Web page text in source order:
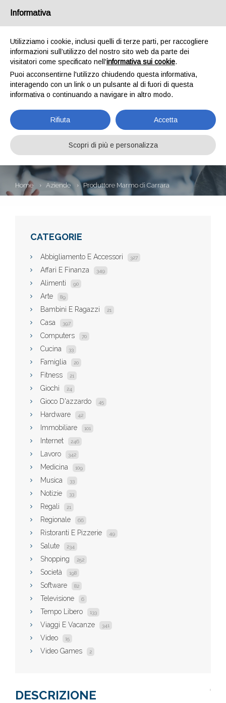
PRODUTTORE
MARMO DI
CARRARA
Home Aziende Produttore Marmo di Carrara
CATEGORIE
Abbigliamento E Accessori 327
Affari E Finanza 349
Alimenti 90
Arte 89
Bambini E Ragazzi 21
Casa 397
Computers 70
Cucina 33
Famiglia 20
Fitness 21
Giochi 24
Gioco D'azzardo 45
Hardware 42
Immobiliare 101
Internet 246
Lavoro 342
Medicina 109
Musica 33
Notizie 33
Regali 21
Regionale 66
Ristoranti E Pizzerie 49
Salute 234
Shopping 252
Società 198
Software 82
Televisione 6
Tempo Libero 133
Viaggi E Vacanze 341
Video 15
Video Games 2
DESCRIZIONE
Informativa
Utilizziamo i cookie, inclusi quelli di terze parti, per raccogliere
informazioni sull’utilizzo del nostro sito web da parte dei
visitatori come specificato nell'informativa sui cookie.
Puoi acconsentirne l'utilizzo chiudendo questa informativa,
interagendo con un link o un pulsante al di fuori di questa
informativa o continuando a navigare in altro modo.
Rifiuta Accetta
Scopri di più e personalizza